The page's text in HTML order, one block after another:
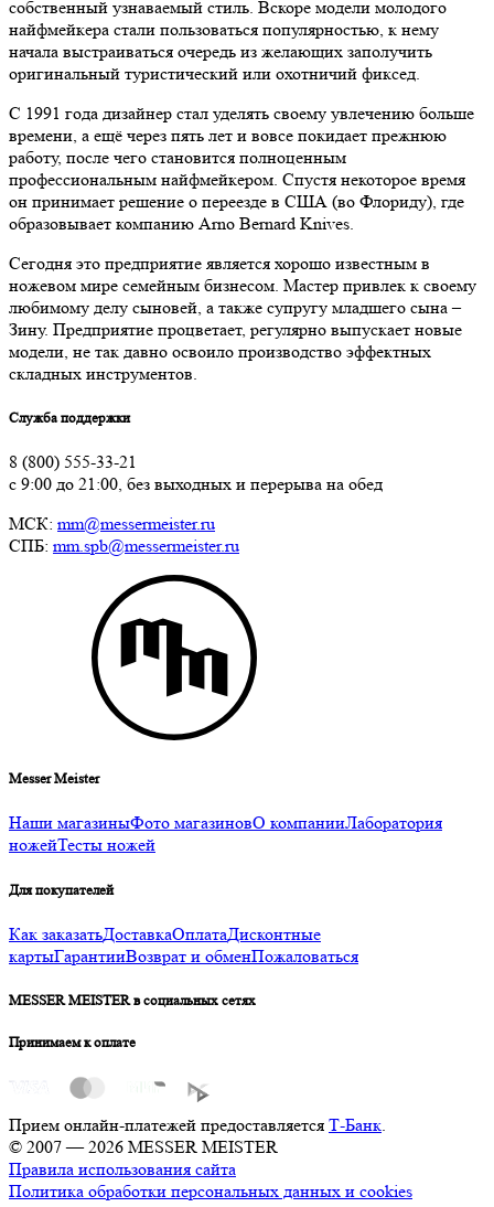
собственный узнаваемый стиль. Вскоре модели молодого
найфмейкера стали пользоваться популярностью, к нему
начала выстраиваться очередь из желающих заполучить
оригинальный туристический или охотничий фиксед.
С 1991 года дизайнер стал уделять своему увлечению больше
времени, а ещё через пять лет и вовсе покидает прежнюю
работу, после чего становится полноценным
профессиональным найфмейкером. Спустя некоторое время
он принимает решение о переезде в США (во Флориду), где
образовывает компанию Arno Bernard Knives.
Сегодня это предприятие является хорошо известным в
ножевом мире семейным бизнесом. Мастер привлек к своему
любимому делу сыновей, а также супругу младшего сына –
Зину. Предприятие процветает, регулярно выпускает новые
модели, не так давно освоило производство эффектных
складных инструментов.
Служба поддержки
8 (800) 555-33-21
с 9:00 до 21:00, без выходных и перерыва на обед
МСК: mm@messermeister.ru
СПБ: mm.spb@messermeister.ru
Messer Meister
Наши магазиныФото магазиновО компанииЛаборатория
ножейТесты ножей
Для покупателей
Как заказатьДоставкаОплатаДисконтные
картыГарантииВозврат и обменПожаловаться
MESSER MEISTER в социальных сетях
Принимаем к оплате
Прием онлайн-платежей предоставляется Т-Банк.
© 2007 — 2026 MESSER MEISTER
Правила использования сайта
Политика обработки персональных данных и cookies